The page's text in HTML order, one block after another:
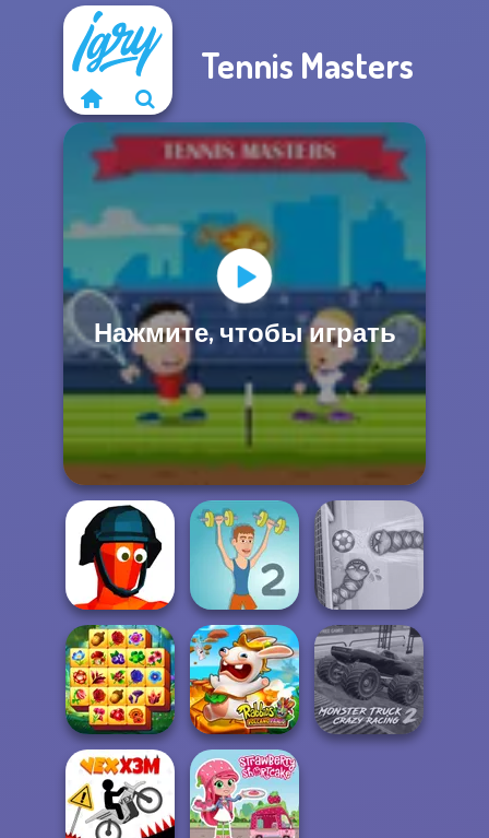
Tennis Masters
Нажмите, чтобы играть
Funny Shooter Muscle Clicker 2 Soccer Snakes
Spring Tile
Master
Rabbids Volcano
Panic